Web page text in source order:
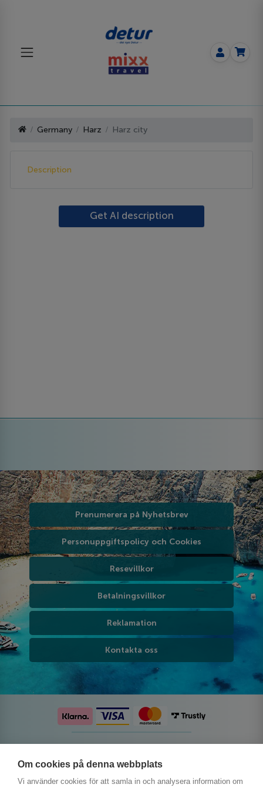
Om cookies på denna webbplats
Vi använder cookies för att samla in och analysera information om
Germany Harz Harz city
Description
Get AI description
Prenumerera på Nyhetsbrev
Personuppgiftspolicy och Cookies
Resevillkor
Betalningsvillkor
Reklamation
Kontakta oss